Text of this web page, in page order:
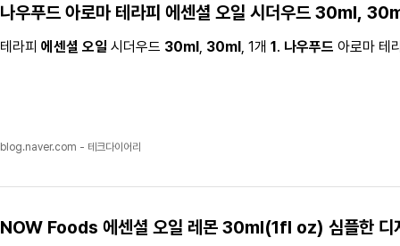
나우푸드 아로마 테라피 에센셜 오일 시더우드 30ml,
테라피 에센셜 오일 시더우드 30ml 30ml , 1개 1. 나우푸드 아로마 테
blog.naver.com - 테크다이어리
NOW Foods 에센셜 오일 레몬 30ml(1fl oz) 심플한 디